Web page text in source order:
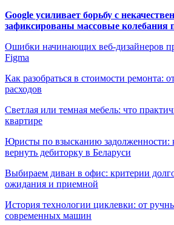
Google усиливает борьбу с
зафиксированы массовые колебания
Ошибки начинающих веб-дизайнеров
Figma
Как разобраться в стоимости ремонта:
расходов
Светлая или темная мебель: что
квартире
Юристы по взысканию задолженности:
вернуть дебиторку в Беларуси
Выбираем диван в офис: критерии
ожидания и приемной
История технологии циклевки: от
современных машин